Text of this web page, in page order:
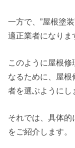
一方で、”屋根塗
適正業者になりま
このように屋根
なるために、屋根
者を選ぶようにし
それでは、具体
をご紹介します。